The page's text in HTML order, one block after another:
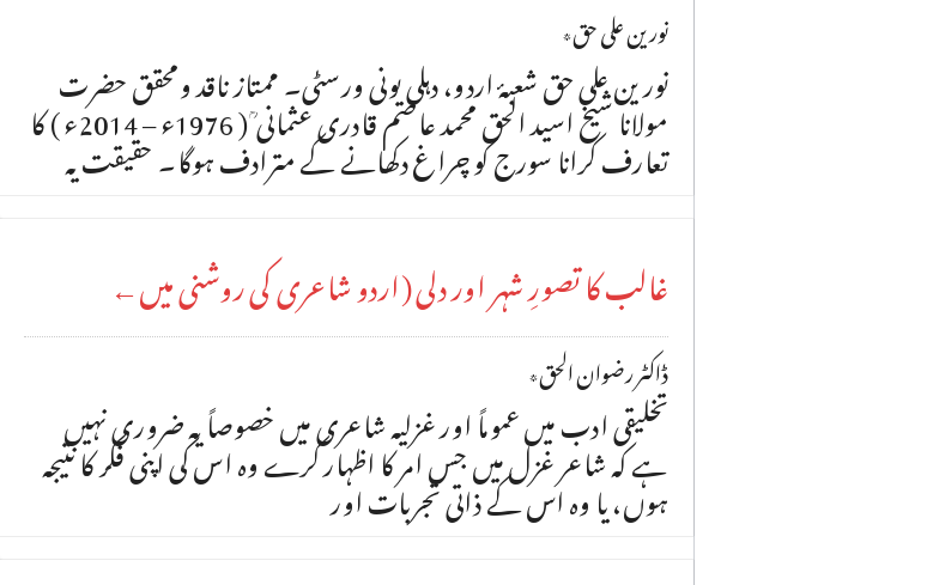
نورین علی حق٭
نورین علی حق شعبۂ اردو، دہلی یونی ورسٹی۔ ممتاز ناقد ومحقق حضرت
مولانا شیخ اسید الحق محمد عاصم قادری عثمانی ؒ( 1976ء – 2014ء ) کا
تعارف کرانا سورج کو چراغ دکھانے کے مترادف ہوگا۔ حقیقت یہ
غالب کا تصورِ شہر اور دلی (اردو شاعری کی روشنی میں←
ڈاکٹر رضوان الحق٭
تخلیقی ادب میں عموماً اور غزلیہ شاعری میں خصوصاً یہ ضروری نہیں
ہے کہ شاعر غزل میں جس امر کا اظہار کرے وہ اس کی اپنی فکر کا نتیجہ
ہوں، یا وہ اس کے ذاتی تجربات اور